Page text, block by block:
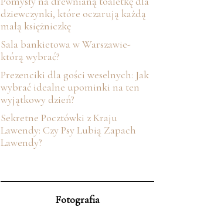
dziewczynki, które oczarują każdą
małą księżniczkę
Sala bankietowa w Warszawie-
którą wybrać?
Prezenciki dla gości weselnych: Jak
wybrać idealne upominki na ten
wyjątkowy dzień?
Sekretne Pocztówki z Kraju
Lawendy: Czy Psy Lubią Zapach
Lawendy?
Fotografia